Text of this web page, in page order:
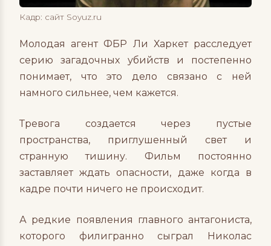
Кадр: сайт Soyuz.ru
Молодая агент ФБР Ли Харкет расследует
серию загадочных убийств и постепенно
понимает, что это дело связано с ней
намного сильнее, чем кажется.
Тревога создается через пустые
пространства, приглушенный свет и
странную тишину. Фильм постоянно
заставляет ждать опасности, даже когда в
кадре почти ничего не происходит.
А редкие появления главного антагониста,
которого филигранно сыграл Николас